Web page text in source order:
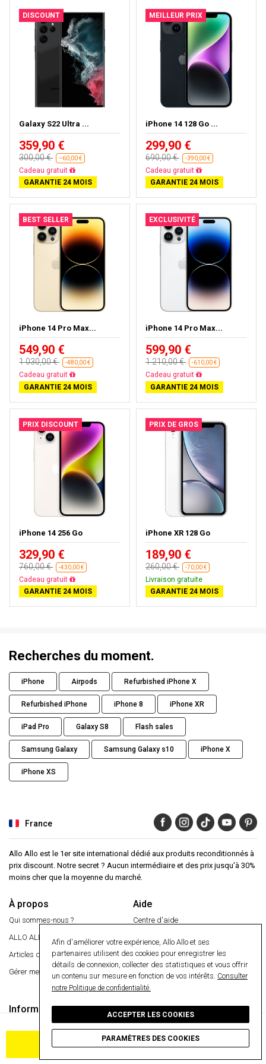
DISCOUNT
Galaxy S22 Ultra ...
359,90 €
300,00 € --60,00 €
Presque épuisé
GARANTIE 24 MOIS
MEILLEUR PRIX
iPhone 14 128 Go ...
299,90 €
690,00 € -390,00 €
Livraison gratuite
GARANTIE 24 MOIS
BEST SELLER
iPhone 14 Pro Max...
549,90 €
1 030,00 € -480,00 €
Livraison gratuite
GARANTIE 24 MOIS
EXCLUSIVITÉ
iPhone 14 Pro Max...
599,90 €
1 210,00 € -610,00 €
Livraison gratuite
GARANTIE 24 MOIS
PRIX DISCOUNT
iPhone 14 256 Go
329,90 €
760,00 € -430,00 €
Livraison gratuite
GARANTIE 24 MOIS
PRIX DE GROS
iPhone XR 128 Go
189,90 €
260,00 € -70,00 €
Livraison gratuite
GARANTIE 24 MOIS
Recherches du moment.
iPhone Airpods Refurbished iPhone X
Refurbished iPhone iPhone 8 iPhone XR
iPad Pro Galaxy S8 Flash sales
Samsung Galaxy Samsung Galaxy s10 iPhone X
iPhone XS
France
Allo Allo est le 1er site international dédié aux produits reconditionnés à
prix discount. Notre secret ? Aucun intermédiaire et des prix jusqu'à 30%
moins cher que la moyenne du marché.
À propos
Qui sommes-nous ?
ALLO ALLO
VIP
Articles de presse
Gérer mes cookies
Aide
Centre d'aide
Garantie 24 mois
Paiement sécurisé
Livraison gratuite
Retourner un article
Informations
Conditions générales
Cookies
Paiement sécurisé
Afin d'améliorer votre expérience, Allo Allo et ses
partenaires utilisent des cookies pour enregistrer les
détails de connexion, collecter des statistiques et vous offrir
un contenu sur mesure en fonction de vos intérêts. Consulter
notre Politique de confidentialité.
ACCEPTER LES COOKIES
PARAMÈTRES DES COOKIES